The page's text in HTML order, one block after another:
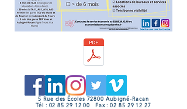
5 Rue des Écoles 72800 Aubigné-Racan
Tél : 02 85 29 12 00 Fax :02 85 29 12 27